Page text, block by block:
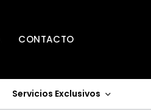
CONTACTO
Servicios Exclusivos